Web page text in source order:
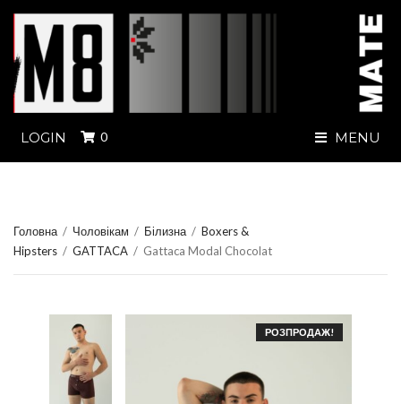
LOGIN 0 MENU
Головна / Чоловікам / Білизна / Boxers &
Hipsters / GATTACA / Gattaca Modal Chocolat
РОЗПРОДАЖ!